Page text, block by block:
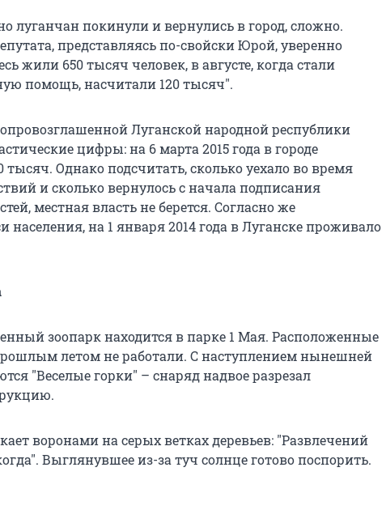
луганчан покинули и вернулись в город, сложно.
представляясь по-свойски Юрой, уверенно
жили 650 тысяч человек, в августе, когда стали
помощь, насчитали 120 тысяч".
Луганской народной республики
цифры: на 6 марта 2015 года в городе
тысяч. Однако подсчитать, сколько уехало во время
и сколько вернулось с начала подписания
местная власть не берется. Согласно же
на 1 января 2014 года в Луганске проживало
зоопарк находится в парке 1 Мая. Расположенные
летом не работали. С наступлением нынешней
"Веселые горки" – снаряд надвое разрезал
воронами на серых ветках деревьев: "Развлечений
Выглянувшее из-за туч солнце готово поспорить.